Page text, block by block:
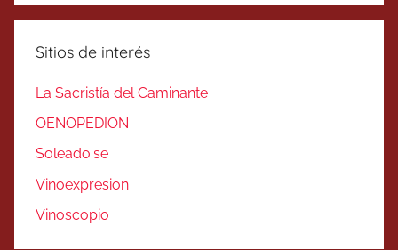
Sitios de interés
La Sacristía del Caminante
OENOPEDION
Soleado.se
Vinoexpresion
Vinoscopio